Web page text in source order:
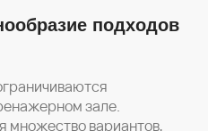
подходов
зале.
вариантов,